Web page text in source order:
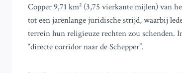
Copper 9,71 km² (3,75 vierkante mijlen) van
tot een jarenlange juridische strijd, waarbij
terrein hun religieuze rechten zou schenden.
“directe corridor naar de Schepper”.